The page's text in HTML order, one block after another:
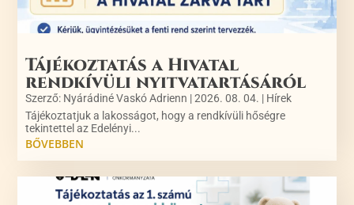
Tájékoztatás a Hivatal
rendkívüli nyitvatartásáról
Szerző: Nyárádiné Vaskó Adrienn |2026. 08. 04. | Hírek
Tájékoztatjuk a lakosságot, hogy a rendkívüli hőségre
tekintettel az Edelényi...
BŐVEBBEN